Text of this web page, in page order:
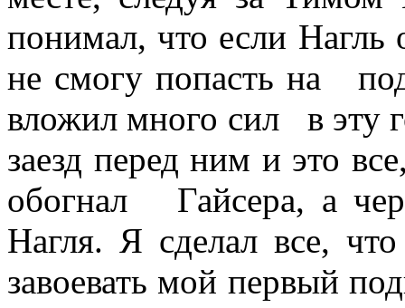
понимал, что если Нагль
не смогу попасть на
вложил много сил в эту
заезд перед ним и это
обогнал Гайсера, а
Нагля. Я сделал все,
завоевать мой первый